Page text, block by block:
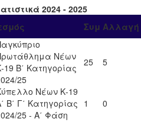
2024 - 2025
Συμ Αλλαγή
Νέων
19 Β΄ Κατηγορίας
25
25 5
Νέων Κ-19
Β΄ Γ΄ Κατηγορίας
25 - Α΄ Φάση
1 0